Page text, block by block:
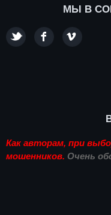
МЫ В
Как авторам, при
мошенников. Очень